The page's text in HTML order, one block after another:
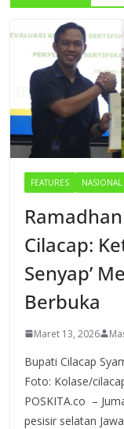
FEATURES NASIONAL
Cilacap:
Senyap’
Berbuka
Maret 13, 2026
Bupati Cilacap
Foto: Kolase/
POSKITA.co –
pesisir selatan